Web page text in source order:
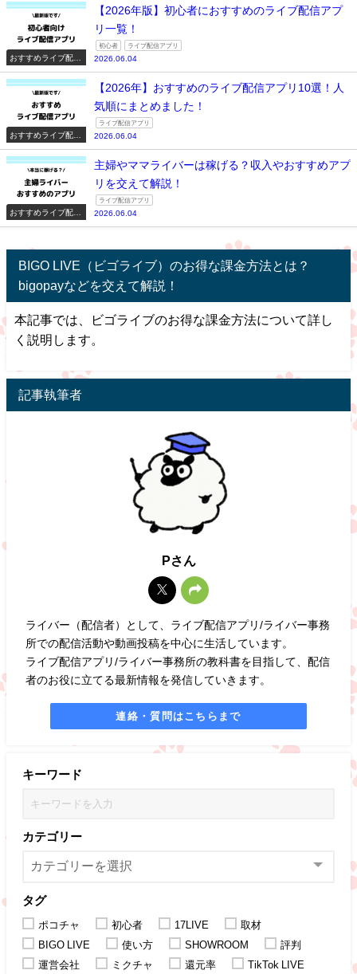
おすすめライブ配信
アプリ一覧
【2026年版】初心者におすすめのライブ配信アプ
リ一覧！
初心者 ライブ配信アプリ
2026.06.04
おすすめライブ配信
アプリ一覧
【2026年】おすすめのライブ配信アプリ10選！人
気順にまとめました！
ライブ配信アプリ
2026.06.04
おすすめライブ配信
アプリ一覧
主婦やママライバーは稼げる？収入やおすすめアプ
リを交えて解説！
ライブ配信アプリ
2026.06.04
BIGO LIVE（ビゴライブ）のお得な課金方法とは？
bigopayなどを交えて解説！
本記事では、ビゴライブのお得な課金方法について詳し
く説明します。
記事執筆者
Pさん
ライバー（配信者）として、ライブ配信アプリ/ライバー事務
所での配信活動や動画投稿を中心に生活しています。
ライブ配信アプリ/ライバー事務所の教科書を目指して、配信
者のお役に立てる最新情報を発信していきます。
連絡・質問はこちらまで
キーワード
カテゴリー
タグ
ポコチャ 初心者 17LIVE
取材
BIGO LIVE
使い方 SHOWROOM
評判
運営会社
ミクチャ 還元率 TikTok LIVE